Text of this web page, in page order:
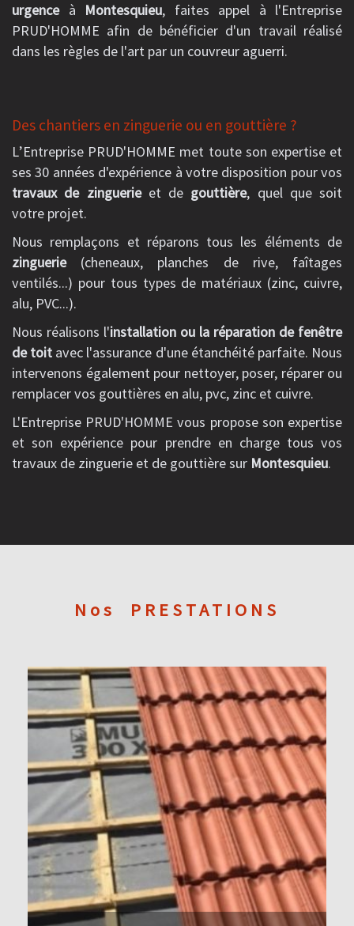
urgenceà Montesquieu, faites appel à l'Entreprise
PRUD'HOMME afin de bénéficier d'un travail réalisé
dans les règles de l'art par un couvreur aguerri.
Des chantiers en zinguerie ou en gouttière ?
L’Entreprise PRUD'HOMME met toute son expertise et
ses 30 années d'expérience à votre disposition pour vos
travaux de zinguerieet de gouttière, quel que soit
votre projet.
Nous remplaçons et réparons tous les éléments de
zinguerie(cheneaux, planches de rive, faîtages
ventilés...) pour tous types de matériaux (zinc, cuivre,
alu, PVC...).
Nous réalisons l'installation ou la réparation de fenêtre
de toit avec l'assurance d'une étanchéité parfaite. Nous
intervenons également pour nettoyer, poser, réparer ou
remplacer vos gouttières en alu, pvc, zinc et cuivre.
L'Entreprise PRUD'HOMME vous propose son expertise
et son expérience pour prendre en charge tous vos
travaux de zinguerie et de gouttière sur Montesquieu.
Nos PRESTATIONS